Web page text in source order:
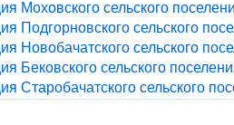
Моховского сельского
Подгорновского сельского
Новобачатского сельского
Бековского сельского
Старобачатского сельского